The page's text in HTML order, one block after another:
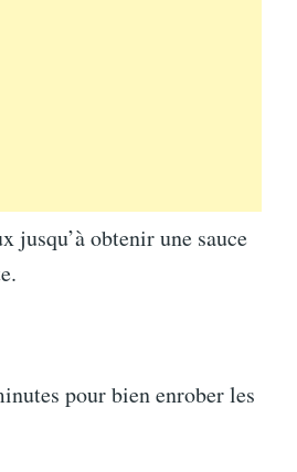
jusqu’à obtenir une sauce
pour bien enrober les